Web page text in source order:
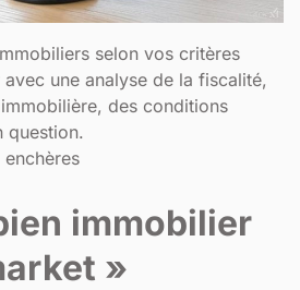
selon vos critères
une analyse de la fiscalité,
des conditions
question.
immobilier
»